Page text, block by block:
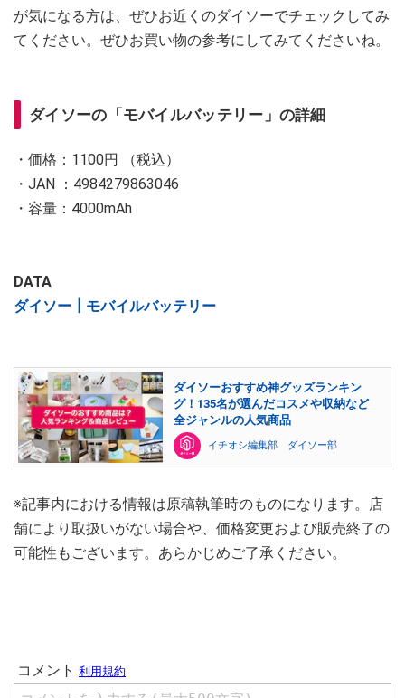
が気になる方は、ぜひお近くのダイソーでチェックしてみ
てください。ぜひお買い物の参考にしてみてくださいね。
ダイソーの「モバイルバッテリー」の詳細
・価格：1100円 （税込）
・JAN ：4984279863046
・容量：4000mAh
DATA
ダイソー┃モバイルバッテリー
ダイソーおすすめ神グッズランキン
グ！135名が選んだコスメや収納など
全ジャンルの人気商品
イチオシ編集部 ダイソー部
※記事内における情報は原稿執筆時のものになります。店
舗により取扱いがない場合や、価格変更および販売終了の
可能性もございます。あらかじめご了承ください。